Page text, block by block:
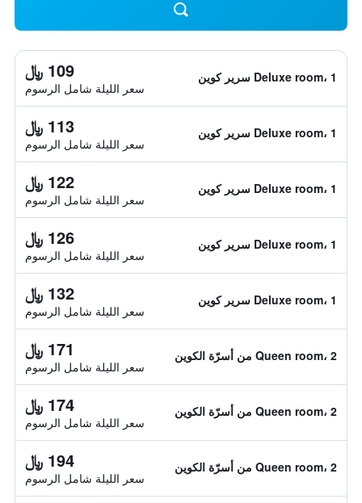
Deluxe room، 1 سرير كوين 109 ﷼
سعر الليلة شامل الرسوم
Deluxe room، 1 سرير كوين 113 ﷼
سعر الليلة شامل الرسوم
Deluxe room، 1 سرير كوين 122 ﷼
سعر الليلة شامل الرسوم
Deluxe room، 1 سرير كوين 126 ﷼
سعر الليلة شامل الرسوم
Deluxe room، 1 سرير كوين 132 ﷼
سعر الليلة شامل الرسوم
Queen room، 2 من أسرّة الكوين 171 ﷼
سعر الليلة شامل الرسوم
Queen room، 2 من أسرّة الكوين 174 ﷼
سعر الليلة شامل الرسوم
Queen room، 2 من أسرّة الكوين 194 ﷼
سعر الليلة شامل الرسوم